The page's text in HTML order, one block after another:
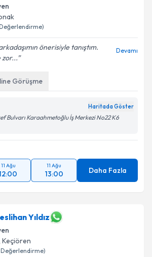
önerisiyle tanıştım.
zor...
Devamı
Görüşme
Haritada Göster
Bulvarı Karaahmetoğlu İş Merkezi No22 K6
11 Ağu 11 Ağu
13:00 Daha Fazla
Yıldız
Keçiören
Değerlendirme)